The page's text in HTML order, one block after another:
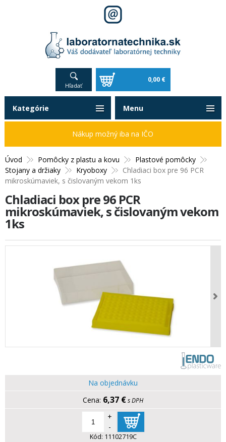
Hľadať
0,00 €
Úvod Pomôcky z plastu a kovu
Plastové pomôcky
Stojany a držiaky
Kryoboxy
Chladiaci box pre 96 PCR
mikroskúmaviek, s čislovaným vekom 1ks
Chladiaci box pre 96 PCR
mikroskúmaviek, s čislovaným vekom
1ks
Na objednávku
6,37 €s DPH
+
-
Kód: 11102719C
Kategórie
Nákup možný iba na IČO
Menu